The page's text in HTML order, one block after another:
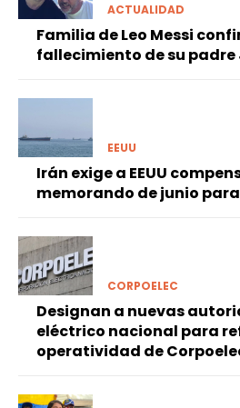
ACTUALIDAD
Familia de Leo Messi
fallecimiento de su padre
EEUU
Irán exige a EEUU
memorando de junio
CORPOELEC
Designan a nuevas
eléctrico nacional para
operatividad de